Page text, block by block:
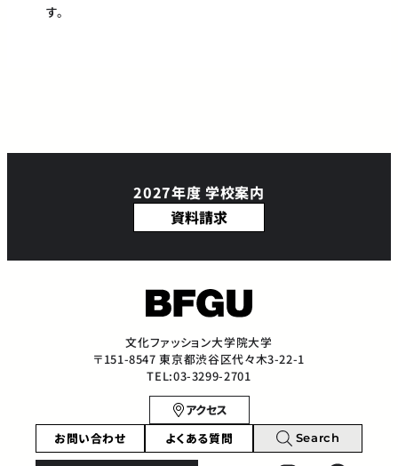
す。
2027年度 学校案内
資料請求
文化ファッション大学院大学
〒151-8547 東京都渋谷区代々木3-22-1
TEL:03-3299-2701
アクセス
お問い合わせ
よくある質問 Search